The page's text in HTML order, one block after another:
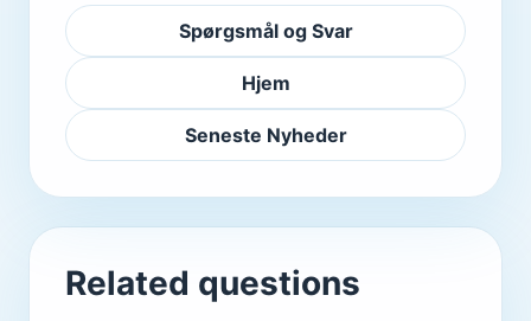
Spørgsmål og Svar
Hjem
Seneste Nyheder
Related questions